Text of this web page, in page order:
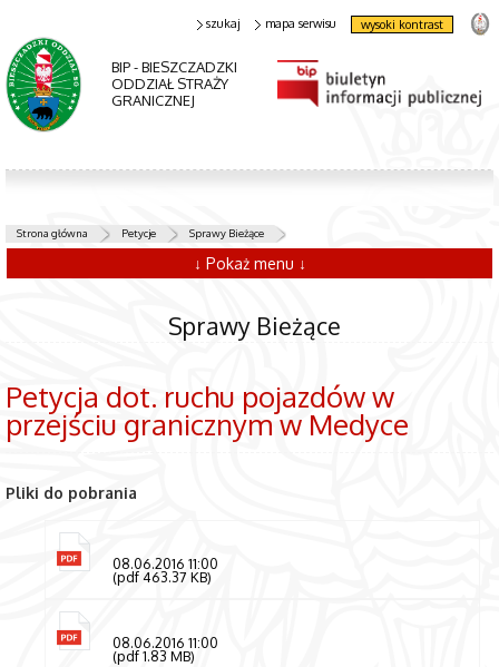
BIP - BIESZCZADZKI
ODDZIAŁ STRAŻY
GRANICZNEJ
szukaj mapa serwisu wysoki kontrast
Strona główna Petycje Sprawy Bieżące
↓ Pokaż menu ↓
Sprawy Bieżące
Petycja dot. ruchu pojazdów w
przejściu granicznym w Medyce
Pliki do pobrania
08.06.2016 11:00
(pdf 463.37 KB)
08.06.2016 11:00
(pdf 1.83 MB)